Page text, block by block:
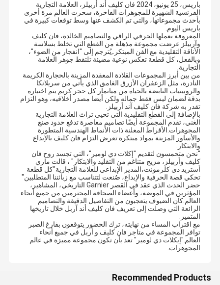
باريس، 25 يونيو، 2024 فان كليف أند أربيلز، العلامة التجارية
الفرنسية الشهيرة للمجوهرات الفاخرة، سحرت العالم مرة أخرى
بأحدث مجموعاتها، والتي تم الكشف عنها وسط توقعات كبيرة في
باريس اليوم.
المعروفة بعملها الحرفي الراقي والتصاميم الخالدة، فان كليف
وآربيلز عرضت مجموعة مذهلة من القطع التي تخلط بسلاسة
الأناقة التقليدية مع الفن المبتكر.,يُترجم إلى "انفجار من الضوء"،
وبالفعل، كل قطعة تعكس نوعية مضيئة تلتقط جوهر العلامة
التجارية.
من بين أبرز المجموعات القلادة المعقدة المزينة بالحجارة الكريمة
النادرة، مثل الزعفران الأزرق الغامق الذي يأتي من سريلانكا
والروبينيات النابضة بالحياة من ميانمار.كل حجر كريم يتم اختياره
بدقة لضمان ليس فقط جماله ولكن أيضا مصدر أخلاقيه، وهو التزام
تقدر به شركة فان كليف آند أربيلز.
بالإضافة إلى القطع التقليدية التي تحيي تراث العلامة التجارية
الغني، تقدم المجموعة أيضًا تصاميم معاصرة تدفع حدود صنع
المجوهرات.الأقراط المعلنة ذات الأنماط الهندسية المتطورة
والأساور المزينة بمواد مبتكرة تعرض التزام فان كليف بالإبداع
والابتكار.
"نحن متحمسون لتقديم "إكلات دي لومير"، التي تجسد روح فان
كليف وأربيلز، مزيج متناغم من التقليد والابتكار" ، قالت ماري
أستريد دي كلرمونت،المدير الإبداعي للعلامة التجارية"كل قطعة
تحكي قصة الحرفية والإبداع، صُنعت لتتناسب مع زبائننا المتطلبين"
حضر الحدث الذي عقد في القصر Garnier التاريخي، المشاهير،
المؤثرين في الموضة، وأعضاء الصحافة المحترمين من جميع أنحاء
العالم.كان الضيوف يتعجبون من التفاصيل الدقيقة والتصاميم
الرائعة التي وصلت إلى تعريف فان كليف أند آربل خلال تاريخها
المتميز.
مع اقتراب المساء من نهايته، ترك الحضور يتوقعون بفارغ الصبر
توافر المجموعة في متاجر فان كليف و أربل في جميع أنحاء
العالم."إيكلات دي لومير" تعد بأن تكون مجموعة مميزة في عالم
المجوهرات.
Recommended Products